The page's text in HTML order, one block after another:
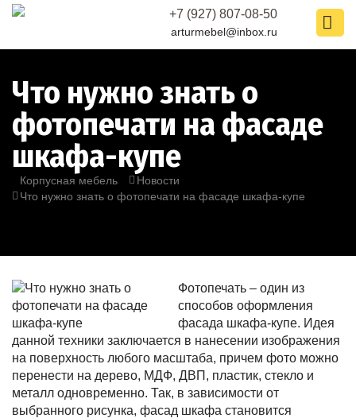
+7 (927) 807-08-50
arturmebel@inbox.ru
Что нужно знать о
фотопечати на фасаде
шкафа-купе
Корпусная мебель
Новости
Что нужно знать о фотопечати на фасаде шкафа-купе
Фотопечать – один из
способов оформления
фасада шкафа-купе. Идея
данной техники заключается в нанесении изображения
на поверхность любого масштаба, причем фото можно
перенести на дерево, МДФ, ДВП, пластик, стекло и
металл одновременно. Так, в зависимости от
выбранного рисунка, фасад шкафа становится